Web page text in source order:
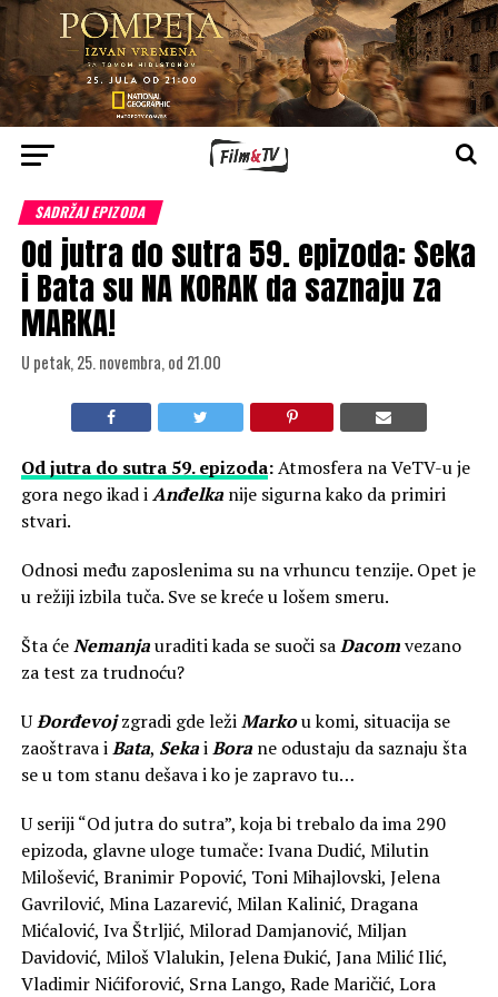
SADRŽAJ EPIZODA
Od jutra do sutra 59. epizoda: Seka
i Bata su NA KORAK da saznaju za
MARKA!
U petak, 25. novembra, od 21.00
Od jutra do sutra 59. epizoda:Atmosfera na VeTV-u je
gora nego ikad iAnđelkanije sigurna kako da primiri
stvari.
Odnosi među zaposlenima su na vrhuncu tenzije. Opet je
u režiji izbila tuča. Sve se kreće u lošem smeru.
Šta ćeNemanjauraditi kada se suoči saDacomvezano
za test za trudnoću?
UĐorđevojzgradi gde ležiMarkou komi, situacija se
zaoštrava iBata, SekaiBorane odustaju da saznaju šta
se u tom stanu dešava i ko je zapravo tu…
U seriji “Od jutra do sutra”, koja bi trebalo da ima 290
epizoda, glavne uloge tumače: Ivana Dudić, Milutin
Milošević, Branimir Popović, Toni Mihajlovski, Jelena
Gavrilović, Mina Lazarević, Milan Kalinić, Dragana
Mićalović, Iva Štrljić, Milorad Damjanović, Miljan
Davidović, Miloš Vlalukin, Jelena Đukić, Jana Milić Ilić,
Vladimir Nićiforović, Srna Lango, Rade Maričić, Lora